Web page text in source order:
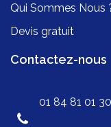
Qui Sommes Nous
Devis gratuit
Contactez-nous
01 84 81 01 30